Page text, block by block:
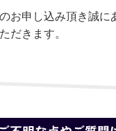
お申し込み頂き誠に
だきます。